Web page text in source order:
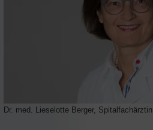
Dr. med. Lieselotte Berger, Spitalfachärztin